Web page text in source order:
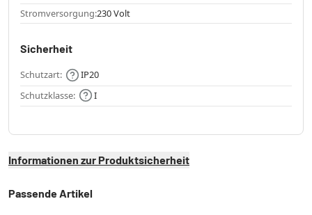
Stromversorgung:230 Volt
Sicherheit
Schutzart:
IP20
Schutzklasse:
I
Informationen zur Produktsicherheit
Passende Artikel